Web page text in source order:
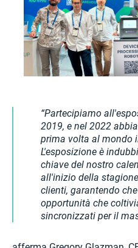
Partecipiamo
2019, e nel 2022
prima volta al mondo
L'esposizione è
chiave del nostro
all'inizio della
clienti, garantendo
opportunità che
sincronizzati per il